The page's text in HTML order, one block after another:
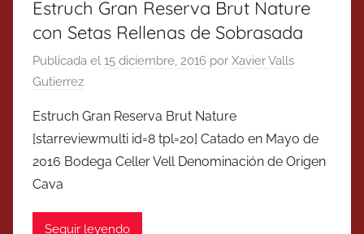
Estruch Gran Reserva Brut Nature
con Setas Rellenas de Sobrasada
Publicada el 15 diciembre, 2016 por Xavier Valls
Gutierrez
Estruch Gran Reserva Brut Nature
[starreviewmulti id=8 tpl=20] Catado en Mayo de
2016 Bodega Celler Vell Denominación de Origen
Cava
Seguir leyendo